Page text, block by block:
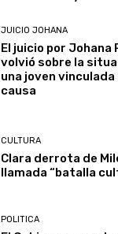
JUICIO JOHANA
El juicio por Johana
volvió sobre la
una joven vinculada
causa
CULTURA
Clara derrota de
llamada “batalla
POLITICA